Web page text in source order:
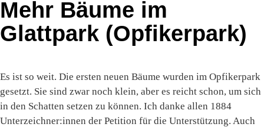
Mehr Bäume im
Glattpark (Opfikerpark)
Es ist so weit. Die ersten neuen Bäume wurden im Opfikerpark
gesetzt. Sie sind zwar noch klein, aber es reicht schon, um sich
in den Schatten setzen zu können. Ich danke allen 1884
Unterzeichner:innen der Petition für die Unterstützung. Auch